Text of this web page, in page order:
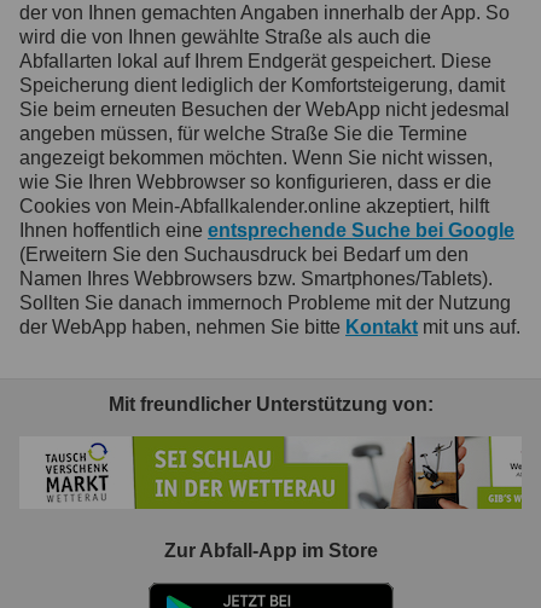
der von Ihnen gemachten Angaben innerhalb der App. So
wird die von Ihnen gewählte Straße als auch die
Abfallarten lokal auf Ihrem Endgerät gespeichert. Diese
Speicherung dient lediglich der Komfortsteigerung, damit
Sie beim erneuten Besuchen der WebApp nicht jedesmal
angeben müssen, für welche Straße Sie die Termine
angezeigt bekommen möchten. Wenn Sie nicht wissen,
wie Sie Ihren Webbrowser so konfigurieren, dass er die
Cookies von Mein-Abfallkalender.online akzeptiert, hilft
Ihnen hoffentlich eine entsprechende Suche bei Google
(Erweitern Sie den Suchausdruck bei Bedarf um den
Namen Ihres Webbrowsers bzw. Smartphones/Tablets).
Sollten Sie danach immernoch Probleme mit der Nutzung
der WebApp haben, nehmen Sie bitte Kontakt mit uns auf.
Mit freundlicher Unterstützung von:
Zur Abfall-App im Store